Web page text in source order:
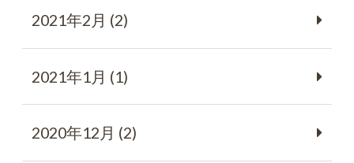
2021年2月 (2)
2021年1月 (1)
2020年12月 (2)